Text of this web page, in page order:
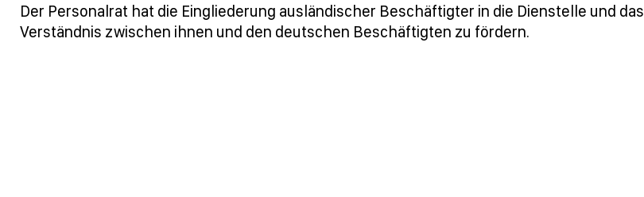
Der Personalrat hat die Eingliederung ausländischer Beschäftigter in die Dienstelle und das
Verständnis zwischen ihnen und den deutschen Beschäftigten zu fördern.